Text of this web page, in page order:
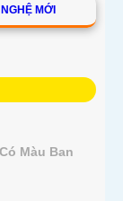
MỚI
Màu Ban